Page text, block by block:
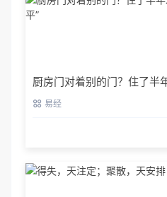
厨房门对着别的门？住了半
“不太平”
易经